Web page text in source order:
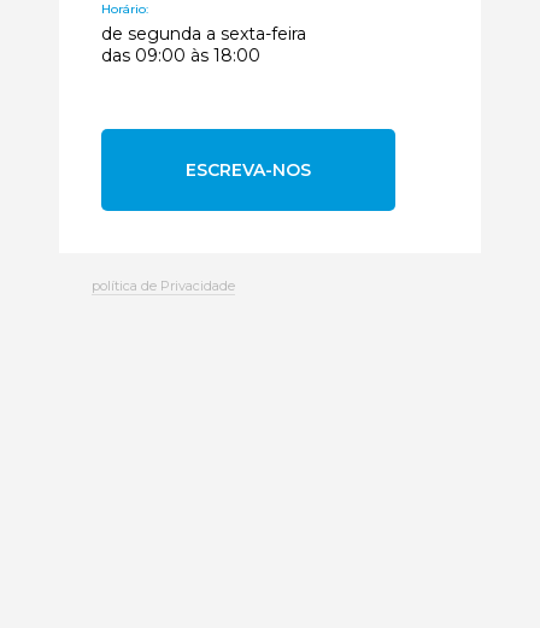
Horário:
de segunda a sexta-feira
das 09:00 às 18:00
ESCREVA-NOS
política de Privacidade